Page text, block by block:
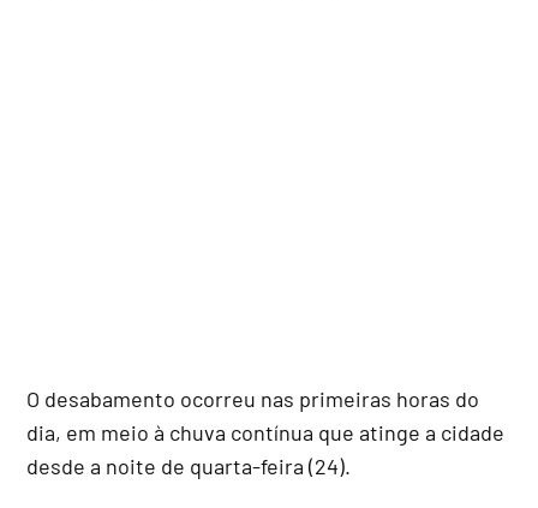
O desabamento ocorreu nas primeiras horas do
dia, em meio à chuva contínua que atinge a cidade
desde a noite de quarta-feira (24).